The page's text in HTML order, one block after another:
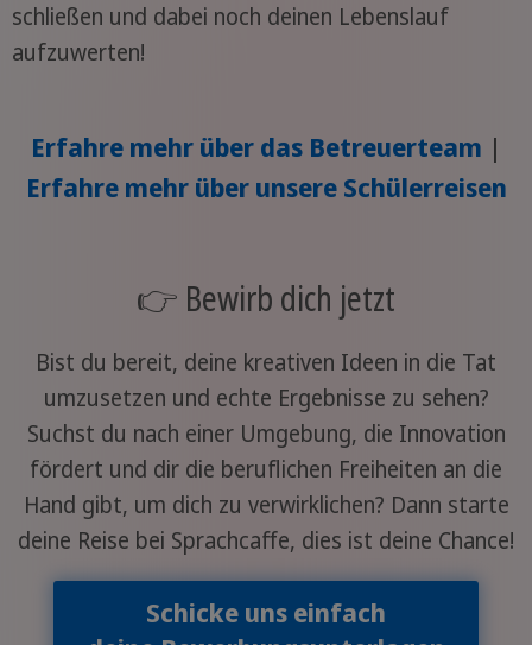
schließen und dabei noch deinen Lebenslauf
aufzuwerten!
Erfahre mehr über das Betreuerteam |
Erfahre mehr über unsere Schülerreisen
👉 Bewirb dich jetzt
Bist du bereit, deine kreativen Ideen in die Tat
umzusetzen und echte Ergebnisse zu sehen?
Suchst du nach einer Umgebung, die Innovation
fördert und dir die beruflichen Freiheiten an die
Hand gibt, um dich zu verwirklichen? Dann starte
deine Reise bei Sprachcaffe, dies ist deine Chance!
Schicke uns einfach